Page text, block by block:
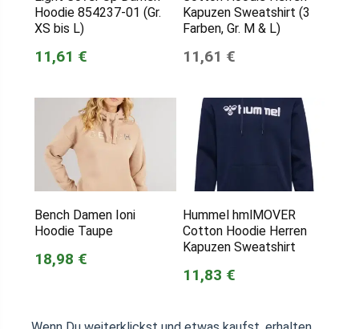
Hoodie 854237-01 (Gr.
XS bis L)
11,61 €
Kapuzen Sweatshirt (3
Farben, Gr. M & L)
11,61 €
Bench Damen Ioni
Hoodie Taupe
18,98 €
Hummel hmlMOVER
Cotton Hoodie Herren
Kapuzen Sweatshirt
11,83 €